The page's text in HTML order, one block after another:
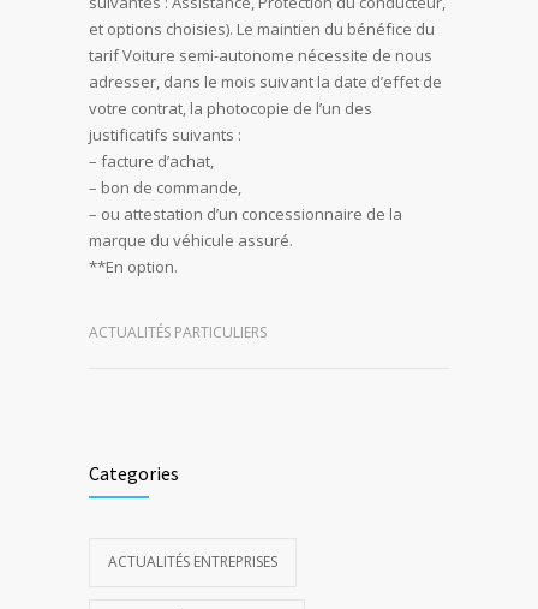
et options choisies). Le maintien du bénéfice du
tarif Voiture semi-autonome nécessite de nous
adresser, dans le mois suivant la date d’effet de
votre contrat, la photocopie de l’un des
justificatifs suivants :
– facture d’achat,
– bon de commande,
– ou attestation d’un concessionnaire de la
marque du véhicule assuré.
**En option.
ACTUALITÉS PARTICULIERS
Categories
ACTUALITÉS ENTREPRISES